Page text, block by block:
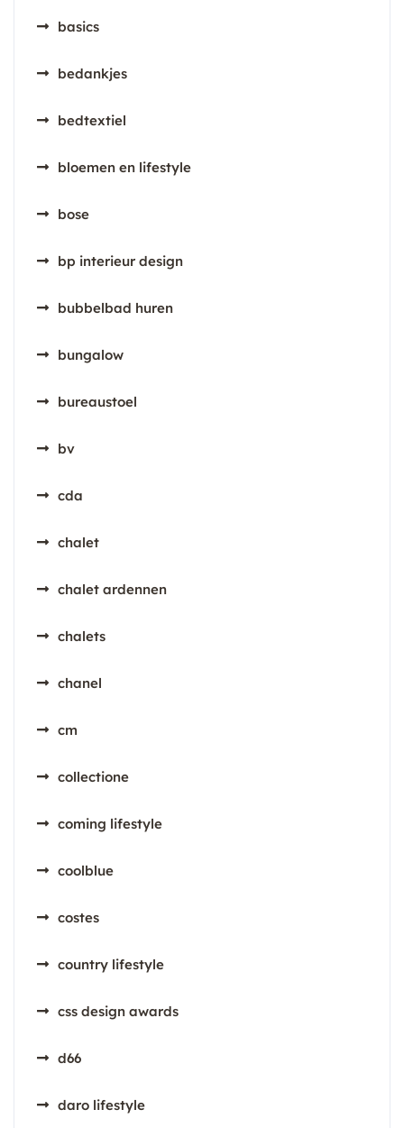
basics
bedankjes
bedtextiel
bloemen en lifestyle
bose
bp interieur design
bubbelbad huren
bungalow
bureaustoel
bv
cda
chalet
chalet ardennen
chalets
chanel
cm
collectione
coming lifestyle
coolblue
costes
country lifestyle
css design awards
d66
daro lifestyle